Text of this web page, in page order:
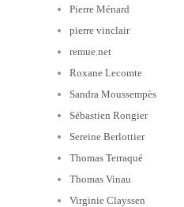
Pierre Ménard
pierre vinclair
remue.net
Roxane Lecomte
Sandra Moussempès
Sébastien Rongier
Sereine Berlottier
Thomas Terraqué
Thomas Vinau
Virginie Clayssen